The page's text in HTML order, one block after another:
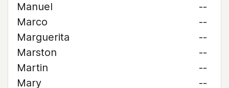
Manuel
--
Marco
--
Marguerita
--
Marston
--
Martin
--
Mary
--